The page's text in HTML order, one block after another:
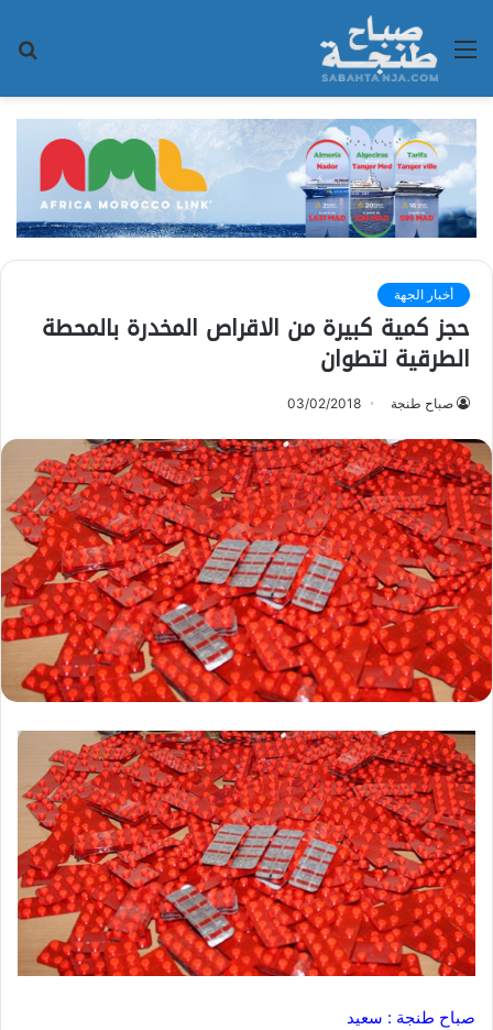
القائمة
أخبار الجهة
حجز كمية كبيرة من الاقراص المخدرة بالمحطة
الطرقية لتطوان
صباح طنجة 03/02/2018
صباح طنجة : سعيد